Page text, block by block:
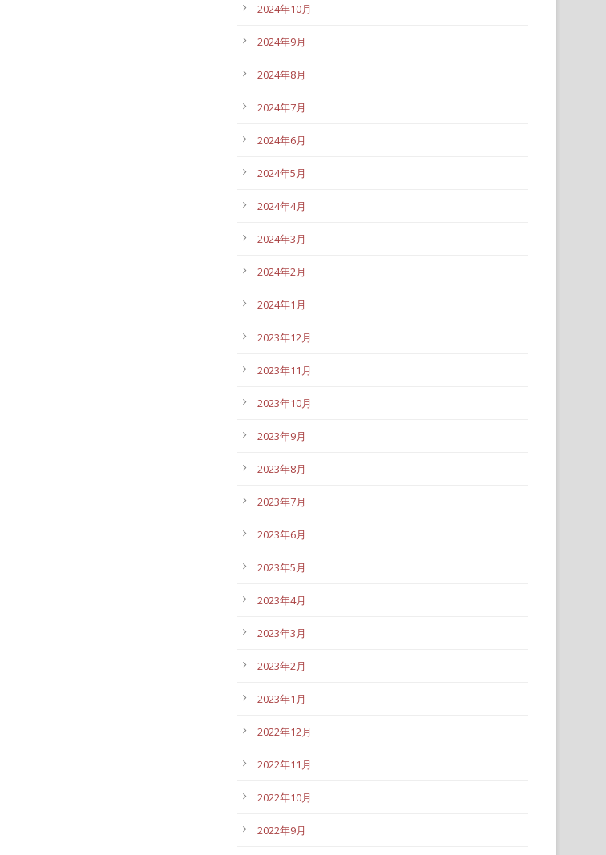
2024年10月
2024年9月
2024年8月
2024年7月
2024年6月
2024年5月
2024年4月
2024年3月
2024年2月
2024年1月
2023年12月
2023年11月
2023年10月
2023年9月
2023年8月
2023年7月
2023年6月
2023年5月
2023年4月
2023年3月
2023年2月
2023年1月
2022年12月
2022年11月
2022年10月
2022年9月